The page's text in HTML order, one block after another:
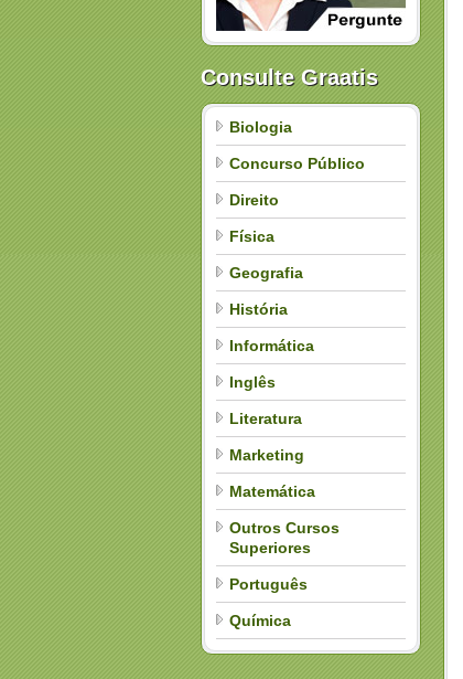
Consulte Graatis
Biologia
Concurso Público
Direito
Física
Geografia
História
Informática
Inglês
Literatura
Marketing
Matemática
Outros Cursos
Superiores
Português
Química